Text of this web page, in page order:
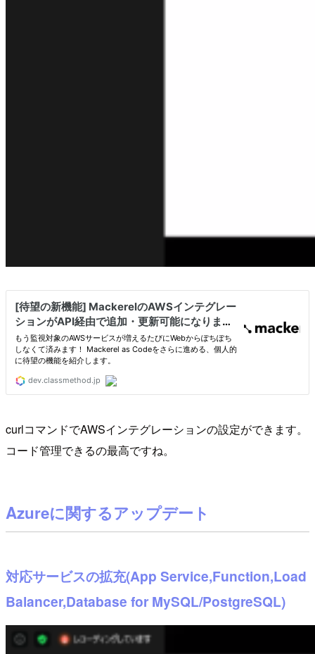
curlコマンドでAWSインテグレーションの設定ができます。
コード管理できるの最高ですね。
Azureに関するアップデート
対応サービスの拡充(App Service,Function,Load
Balancer,Database for MySQL/PostgreSQL)